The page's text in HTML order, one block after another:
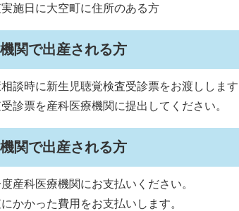
施日に大空町に住所のある方
関で出産される方
談時に新生児聴覚検査受診票をお渡しします
診票を産科医療機関に提出してください。
関で出産される方
産科医療機関にお支払いください。
かかった費用をお支払いします。